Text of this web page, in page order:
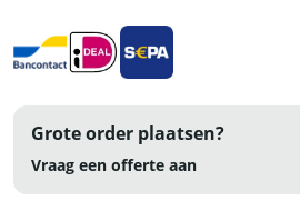
RVS
aantal
Grote order plaatsen?
Vraag een offerte aan